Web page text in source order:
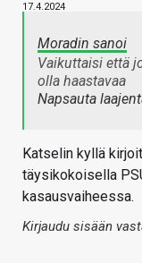
17.4.2024
Moradin sanoi
Vaikuttaisi että
olla haastavaa
Napsauta
Katselin kyllä
täysikokoisella
kasausvaiheessa.
Kirjaudu sisään